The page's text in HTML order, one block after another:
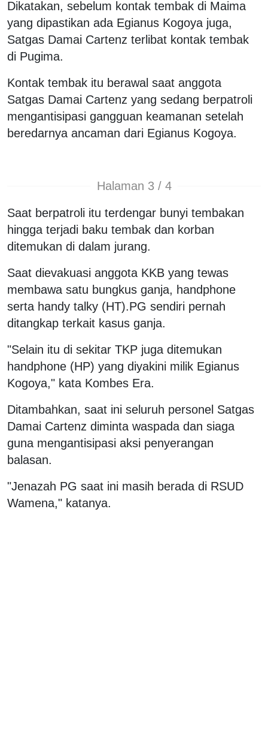
Dikatakan, sebelum kontak tembak di Maima
yang dipastikan ada Egianus Kogoya juga,
Satgas Damai Cartenz terlibat kontak tembak
di Pugima.
Kontak tembak itu berawal saat anggota
Satgas Damai Cartenz yang sedang berpatroli
mengantisipasi gangguan keamanan setelah
beredarnya ancaman dari Egianus Kogoya.
Halaman 3 / 4
Saat berpatroli itu terdengar bunyi tembakan
hingga terjadi baku tembak dan korban
ditemukan di dalam jurang.
Saat dievakuasi anggota KKB yang tewas
membawa satu bungkus ganja, handphone
serta handy talky (HT).PG sendiri pernah
ditangkap terkait kasus ganja.
"Selain itu di sekitar TKP juga ditemukan
handphone (HP) yang diyakini milik Egianus
Kogoya," kata Kombes Era.
Ditambahkan, saat ini seluruh personel Satgas
Damai Cartenz diminta waspada dan siaga
guna mengantisipasi aksi penyerangan
balasan.
"Jenazah PG saat ini masih berada di RSUD
Wamena," katanya.